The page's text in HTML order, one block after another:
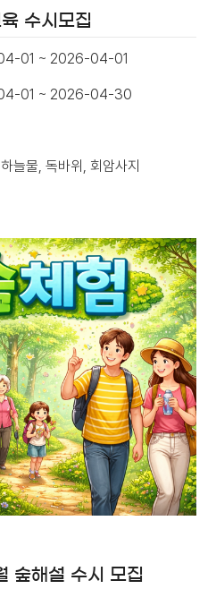
수시모집
01 ~ 2026-04-01
01 ~ 2026-04-30
늘물, 독바위, 회암사지
숲해설 수시 모집